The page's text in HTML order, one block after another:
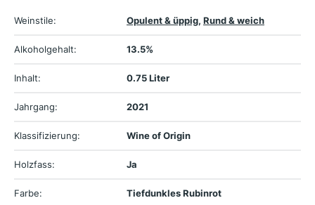
Weinstile: Opulent & üppig, Rund & weich
Alkoholgehalt: 13.5%
Inhalt: 0.75 Liter
Jahrgang: 2021
Klassifizierung: Wine of Origin
Holzfass: Ja
Farbe: Tiefdunkles Rubinrot